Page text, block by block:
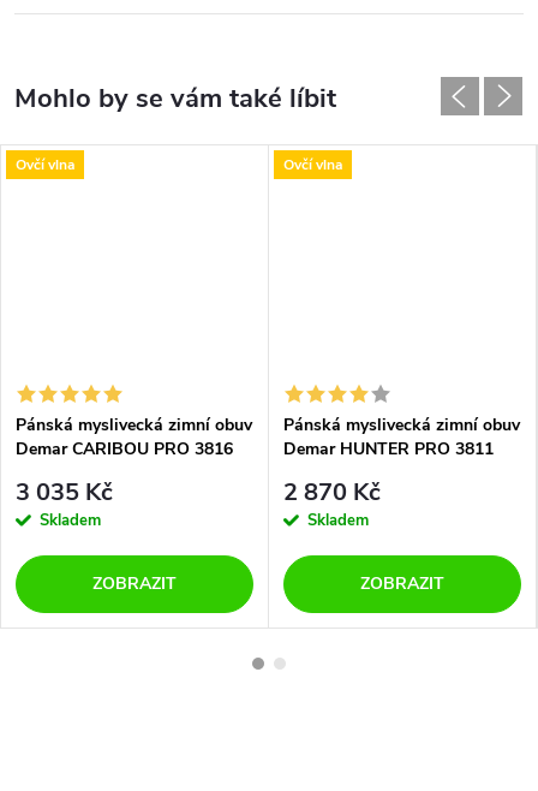
Ovčí vlna
Pánská myslivecká zimní obuv
Demar CARIBOU PRO 3816
3 035 Kč
Skladem
ZOBRAZIT
Ovčí vlna
Pánská myslivecká zimní obuv
Demar HUNTER PRO 3811
2 870 Kč
Skladem
ZOBRAZIT